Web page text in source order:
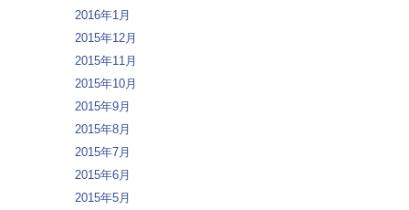
2016年1月
2015年12月
2015年11月
2015年10月
2015年9月
2015年8月
2015年7月
2015年6月
2015年5月